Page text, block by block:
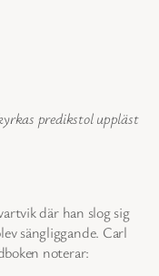
predikstol uppläst
där han slog sig
sängliggande. Carl
noterar: